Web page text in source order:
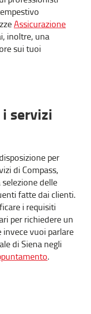
Assicurazione
inoltre, una
sui tuoi
servizi
per
di Compass,
delle
fatte dai clienti.
i requisiti
per richiedere un
vuoi parlare
di Siena negli
.